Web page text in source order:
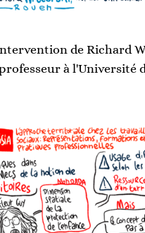
de Richard
à l'Université